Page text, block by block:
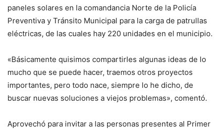
paneles solares en la comandancia Norte de la Policía
Preventiva y Tránsito Municipal para la carga de patrullas
eléctricas, de las cuales hay 220 unidades en el municipio.
«Básicamente quisimos compartirles algunas ideas de lo
mucho que se puede hacer, traemos otros proyectos
importantes, pero todo nace, siempre lo he dicho, de
buscar nuevas soluciones a viejos problemas», comentó.
Aprovechó para invitar a las personas presentes al Primer